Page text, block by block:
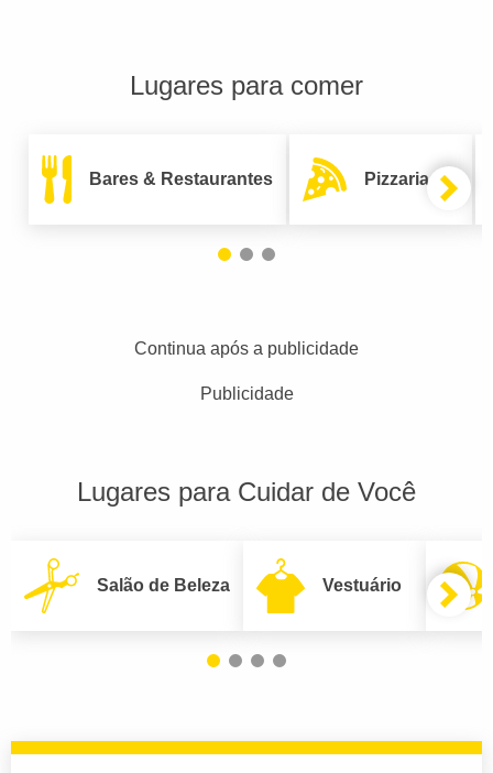
Lugares para comer
Bares & Restaurantes Pizzarias
Continua após a publicidade
Publicidade
Lugares para Cuidar de Você
Salão de Beleza Vestuário